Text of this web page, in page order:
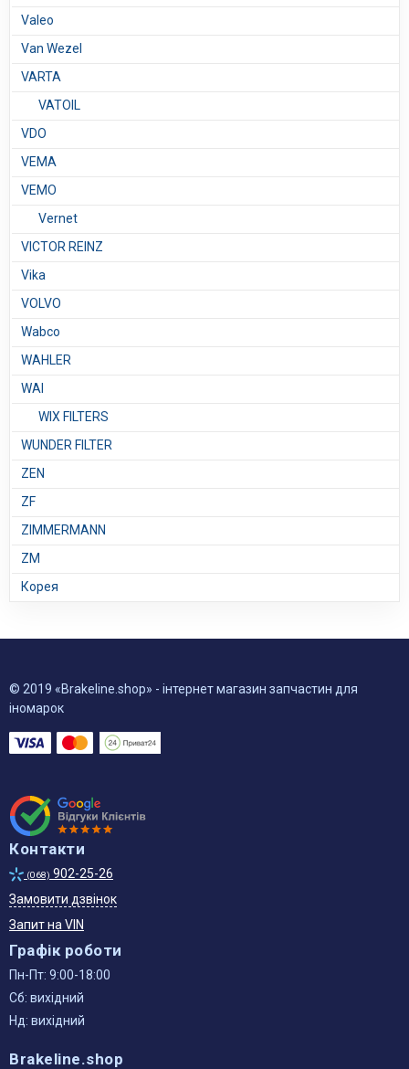
Valeo
Van Wezel
VARTA
VATOIL
VDO
VEMA
VEMO
Vernet
VICTOR REINZ
Vika
VOLVO
Wabco
WAHLER
WAI
WIX FILTERS
WUNDER FILTER
ZEN
ZF
ZIMMERMANN
ZM
Корея
© 2019 «Brakeline.shop» - інтернет магазин запчастин для
іномарок
Контакти
(068) 902-25-26
Замовити дзвінок
Запит на VIN
Графік роботи
Пн-Пт: 9:00-18:00
Сб: вихідний
Нд: вихідний
Brakeline.shop